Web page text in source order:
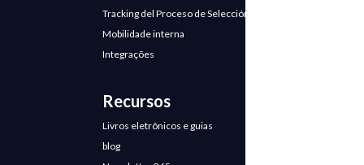
Tracking del Proceso de Selección
Mobilidade interna
Integrações
Recursos
Livros eletrônicos e guias
blog